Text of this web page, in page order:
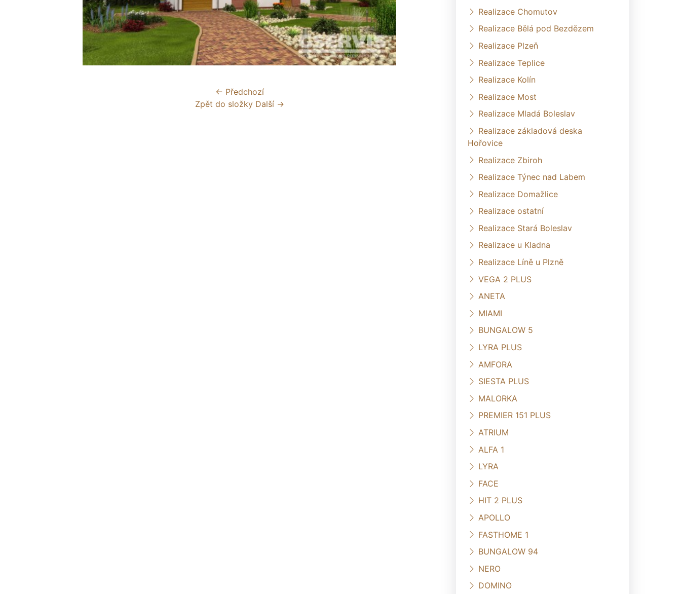
← Předchozí
Zpět do složky Další →
Realizace Chomutov
Realizace Bělá pod Bezdězem
Realizace Plzeň
Realizace Teplice
Realizace Kolín
Realizace Most
Realizace Mladá Boleslav
Realizace základová deska
Hořovice
Realizace Zbiroh
Realizace Týnec nad Labem
Realizace Domažlice
Realizace ostatní
Realizace Stará Boleslav
Realizace u Kladna
Realizace Líně u Plzně
VEGA 2 PLUS
ANETA
MIAMI
BUNGALOW 5
LYRA PLUS
AMFORA
SIESTA PLUS
MALORKA
PREMIER 151 PLUS
ATRIUM
ALFA 1
LYRA
FACE
HIT 2 PLUS
APOLLO
FASTHOME 1
BUNGALOW 94
NERO
DOMINO